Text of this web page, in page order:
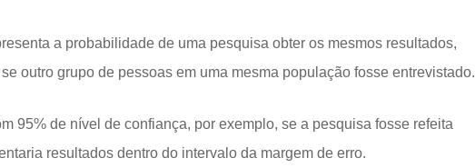
a probabilidade de uma pesquisa obter os mesmos resultados,
outro grupo de pessoas em uma mesma população fosse entrevistado.
95% de nível de confiança, por exemplo, se a pesquisa fosse refeita
resultados dentro do intervalo da margem de erro.